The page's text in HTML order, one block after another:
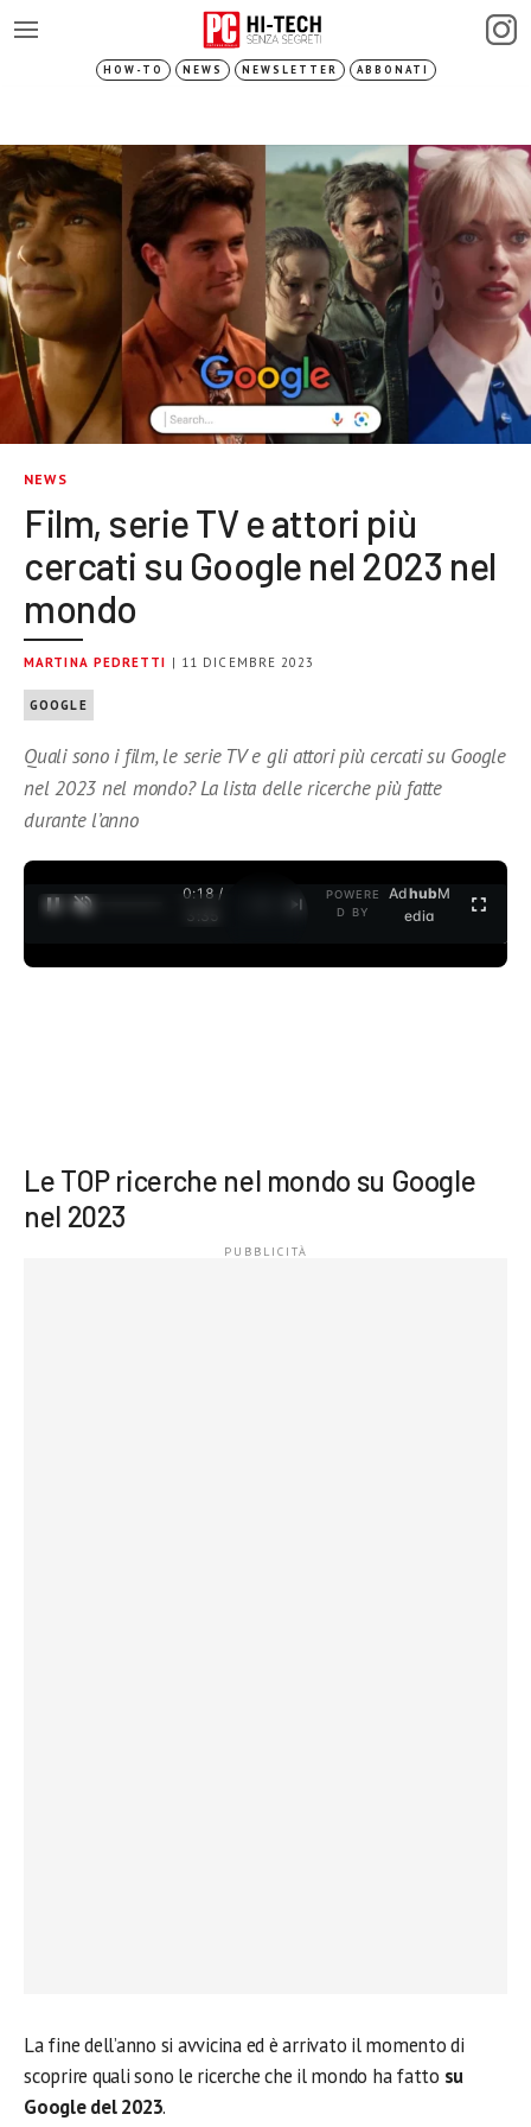
HOW-TO NEWS NEWSLETTER ABBONATI
NEWS
Film, serie TV e attori più
cercati su Google nel 2023 nel
mondo
MARTINA PEDRETTI | 11 DICEMBRE 2023
GOOGLE
Quali sono i film, le serie TV e gli attori più cercati su Google
nel 2023 nel mondo? La lista delle ricerche più fatte
durante l’anno
0:18 /
3:35
POWERE
D BY
AdhubM
edia
Le TOP ricerche nel mondo su Google
nel 2023
La fine dell’anno si avvicina ed è arrivato il momento di
scoprire quali sono le ricerche che il mondo ha fatto su
Google del 2023.